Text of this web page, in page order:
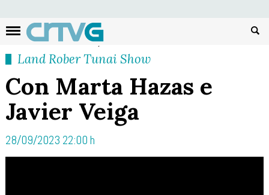
Land Rober Tunai Show
Con Marta Hazas e
Javier Veiga
28/09/2023 22:00 h